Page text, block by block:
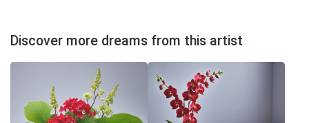
Discover more dreams from this artist